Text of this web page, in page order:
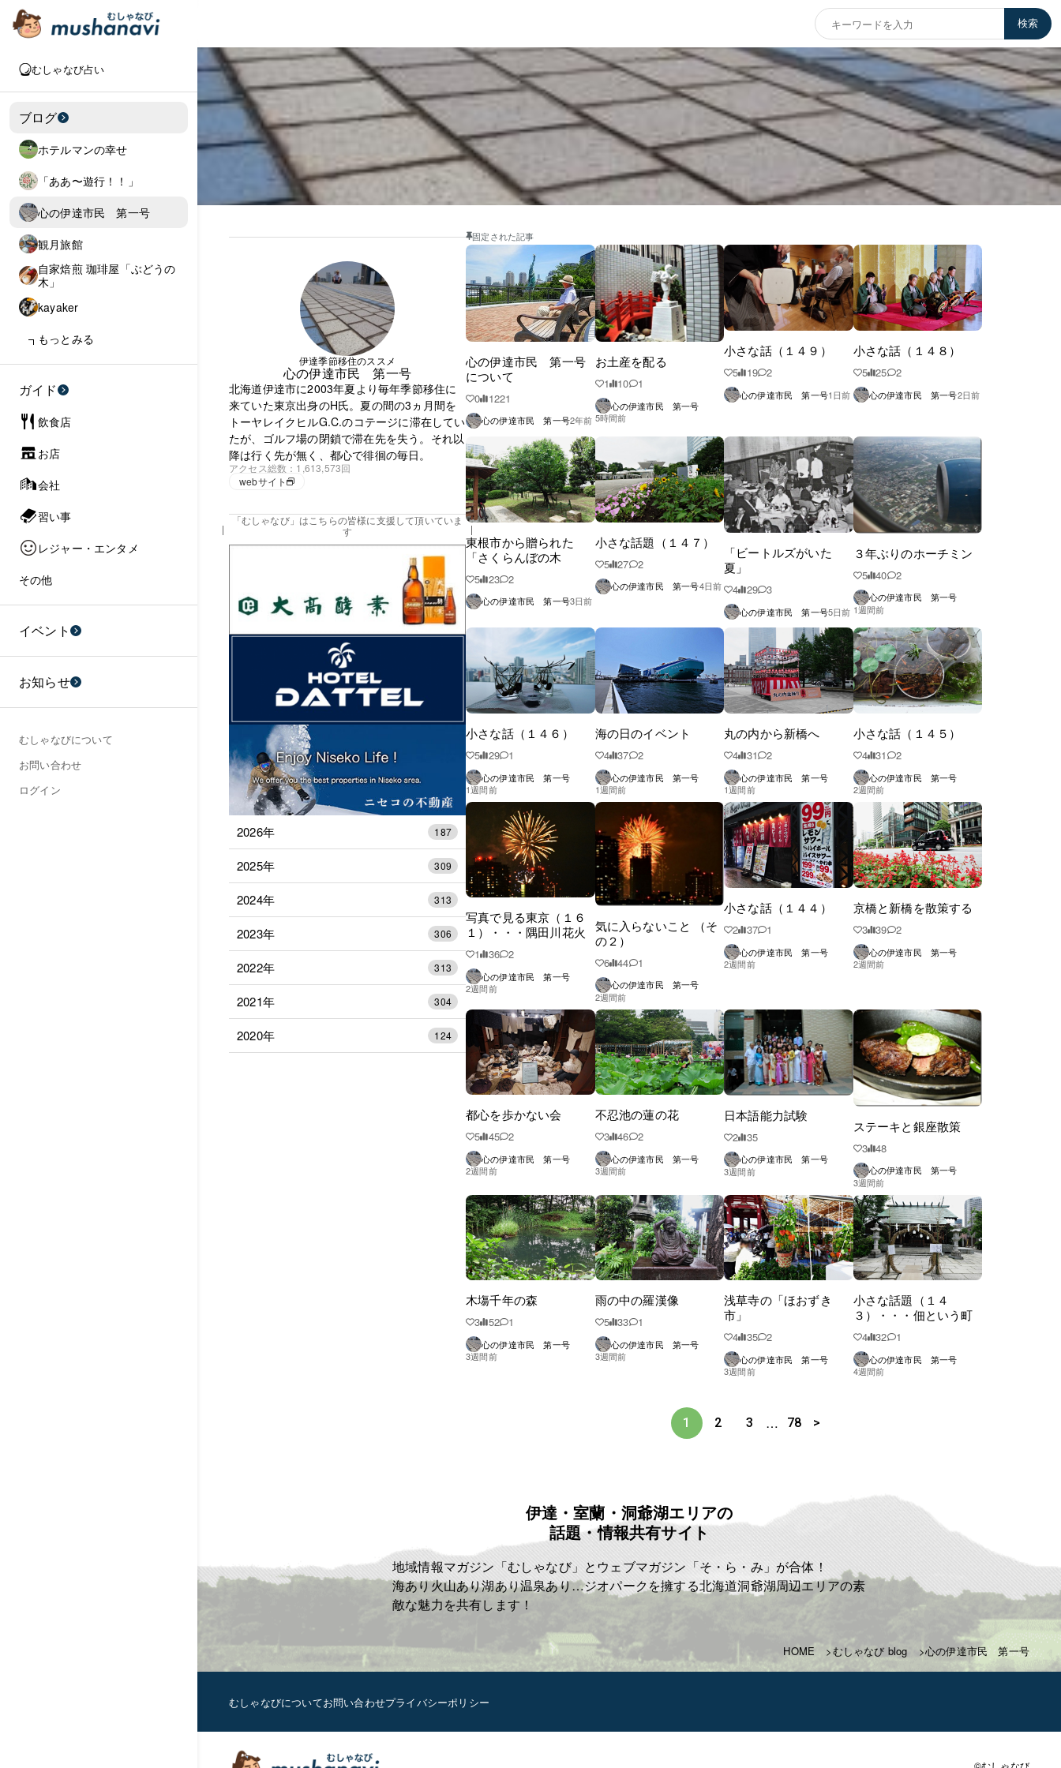
検索
むしゃなび占い
ブログ
ホテルマンの幸せ
「ああ〜遊行！！」
心の伊達市民 第一号
観月旅館
自家焙煎 珈琲屋「ぶどうの
木」
kayaker
もっとみる
ガイド
飲食店
お店
会社
習い事
レジャー・エンタメ
その他
イベント
お知らせ
むしゃなびについて
お問い合わせ
ログイン
伊達季節移住のススメ
心の伊達市民 第一号
北海道伊達市に2003年夏より毎年季節移住に
来ていた東京出身のH氏。夏の間の3ヵ月間を
トーヤレイクヒルG.C.のコテージに滞在してい
たが、ゴルフ場の閉鎖で滞在先を失う。それ以
降は行く先が無く、都心で徘徊の毎日。
アクセス総数
1,613,573回
webサイト
「むしゃなび」はこちらの皆様に支援して頂いていま
す
2026年 187
2025年 309
2024年 313
2023年 306
2022年 313
2021年 304
2020年 124
固定された記事
心の伊達市民 第一号
について
0 1221
心の伊達市民 第一号2年前
お土産を配る
1 10 1
心の伊達市民 第一号
5時間前
小さな話（１４９）
5 19 2
心の伊達市民 第一号1日前
小さな話（１４８）
5 25 2
心の伊達市民 第一号2日前
東根市から贈られた
「さくらんぼの木
5 23 2
心の伊達市民 第一号3日前
小さな話題（１４７）
5 27 2
心の伊達市民 第一号4日前
「ビートルズがいた
夏」
4 29 3
心の伊達市民 第一号5日前
３年ぶりのホーチミン
5 40 2
心の伊達市民 第一号
1週間前
小さな話（１４６）
5 29 1
心の伊達市民 第一号
1週間前
海の日のイベント
4 37 2
心の伊達市民 第一号
1週間前
丸の内から新橋へ
4 31 2
心の伊達市民 第一号
1週間前
小さな話（１４５）
4 31 2
心の伊達市民 第一号
2週間前
写真で見る東京（１６
１）・・・隅田川花火
1 36 2
心の伊達市民 第一号
2週間前
気に入らないこと （そ
の２）
6 44 1
心の伊達市民 第一号
2週間前
小さな話（１４４）
2 37 1
心の伊達市民 第一号
2週間前
京橋と新橋を散策する
3 39 2
心の伊達市民 第一号
2週間前
都心を歩かない会
5 45 2
心の伊達市民 第一号
2週間前
不忍池の蓮の花
3 46 2
心の伊達市民 第一号
3週間前
日本語能力試験
2 35
心の伊達市民 第一号
3週間前
ステーキと銀座散策
3 48
心の伊達市民 第一号
3週間前
木塲千年の森
3 52 1
心の伊達市民 第一号
3週間前
雨の中の羅漢像
5 33 1
心の伊達市民 第一号
3週間前
浅草寺の「ほおずき
市」
4 35 2
心の伊達市民 第一号
3週間前
小さな話題（１４
３）・・・佃という町
4 32 1
心の伊達市民 第一号
4週間前
1 2 3 … 78 >
伊達・室蘭・洞爺湖エリアの
話題・情報共有サイト
地域情報マガジン「むしゃなび」とウェブマガジン「そ・ら・み」が合体！
海あり火山あり湖あり温泉あり…ジオパークを擁する北海道洞爺湖周辺エリアの素
敵な魅力を共有します！
HOME むしゃなび blog 心の伊達市民 第一号
むしゃなびについてお問い合わせプライバシーポリシー
©むしゃなび